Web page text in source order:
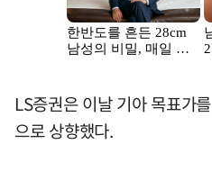
LS증권은 이날 기아 목표가
으로 상향했다.